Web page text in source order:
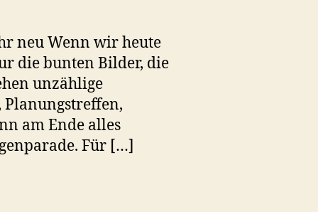
neu Wenn wir heute
die bunten Bilder, die
unzählige
am Ende alles
Für […]